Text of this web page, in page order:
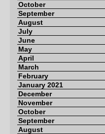
October
September
August
July
June
May
April
March
February
January 2021
December
November
October
September
August